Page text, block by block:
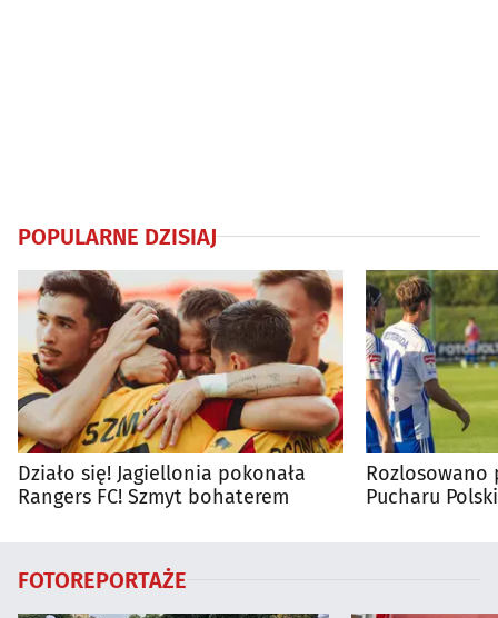
POPULARNE DZISIAJ
Działo się! Jagiellonia pokonała
Rangers FC! Szmyt bohaterem
Rozlosowano
Pucharu Polski
FOTOREPORTAŻE